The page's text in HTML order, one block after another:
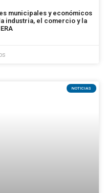
municipales y económicos
industria, el comercio y la
NOTICIAS